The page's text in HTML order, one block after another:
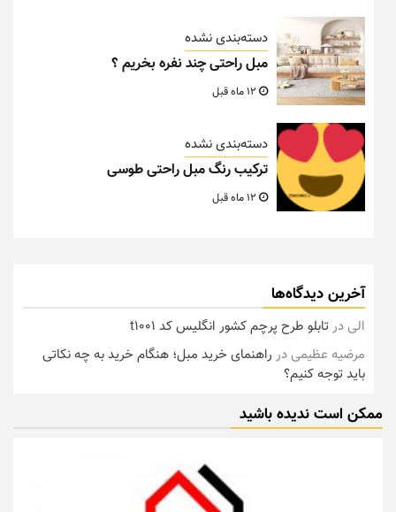
دسته‌بندی نشده
مبل راحتی چند نفره بخریم ؟
دسته‌بندی نشده
ترکیب رنگ مبل راحتی طوسی
آخرین دیدگاه‌ها
الیدرتابلو طرح پرچم کشور انگلیس کد t1001
مرضیه عظیمیدر راهنمای خرید مبل؛ هنگام خرید به چه نکاتی
باید توجه کنیم؟
ممکن است ندیده باشید